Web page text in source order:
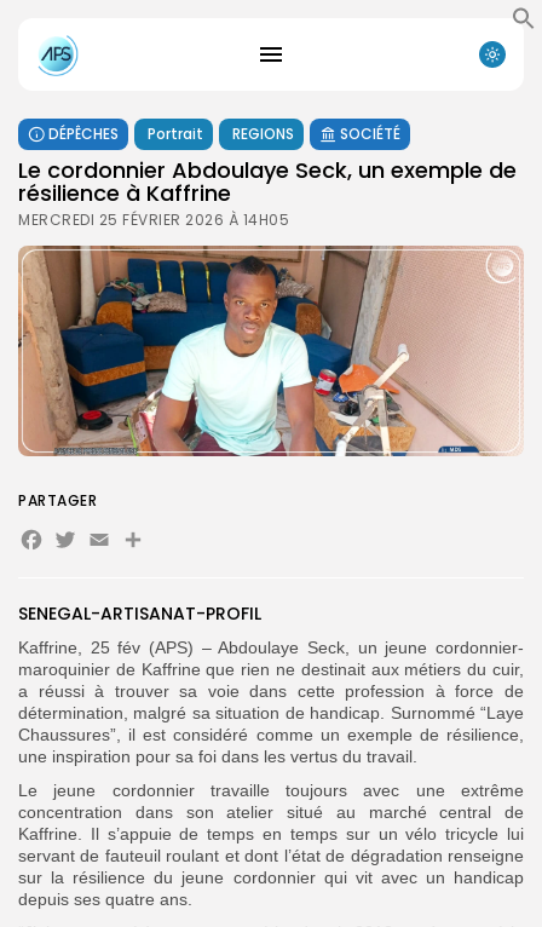
Search
for:
Search
Button
FR
DÉPÊCHES Portrait REGIONS SOCIÉTÉ
Le cordonnier Abdoulaye Seck, un exemple de
résilience à Kaffrine
MERCREDI 25 FÉVRIER 2026 À 14H05
SENEGAL-ARTISANAT-PROFIL
Kaffrine, 25 fév (APS) – Abdoulaye Seck, un jeune cordonnier-
maroquinier de Kaffrine que rien ne destinait aux métiers du cuir,
a réussi à trouver sa voie dans cette profession à force de
détermination, malgré sa situation de handicap. Surnommé “Laye
Chaussures”, il est considéré comme un exemple de résilience,
une inspiration pour sa foi dans les vertus du travail.
Le jeune cordonnier travaille toujours avec une extrême
concentration dans son atelier situé au marché central de
Kaffrine. Il s’appuie de temps en temps sur un vélo tricycle lui
servant de fauteuil roulant et dont l’état de dégradation renseigne
sur la résilience du jeune cordonnier qui vit avec un handicap
depuis ses quatre ans.
PARTAGER
Facebook
Twitter
EmailPartager